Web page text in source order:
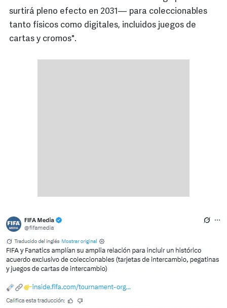
surtirá pleno efecto en 2031— para coleccionables
tanto físicos como digitales, incluidos juegos de
cartas y cromos".